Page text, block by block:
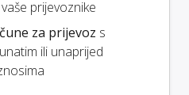
prijevoznike
za prijevoz s
ili unaprijed